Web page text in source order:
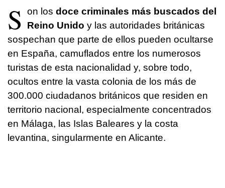
S on los doce criminales más buscados del
Reino Unido y las autoridades británicas
sospechan que parte de ellos pueden ocultarse
en España, camuflados entre los numerosos
turistas de esta nacionalidad y, sobre todo,
ocultos entre la vasta colonia de los más de
300.000 ciudadanos británicos que residen en
territorio nacional, especialmente concentrados
en Málaga, las Islas Baleares y la costa
levantina, singularmente en Alicante.